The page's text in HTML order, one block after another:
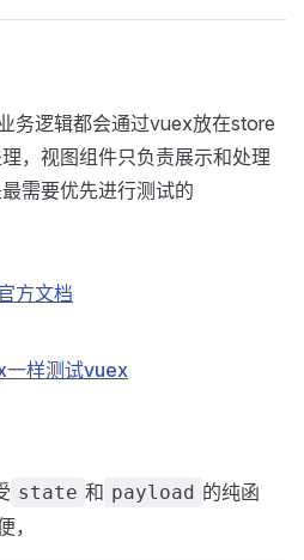
务逻辑都会通过vuex放在store
，视图组件只负责展示和处理
需要优先进行测试的
方文档
一样测试vuex
state 和 payload 的纯函
，